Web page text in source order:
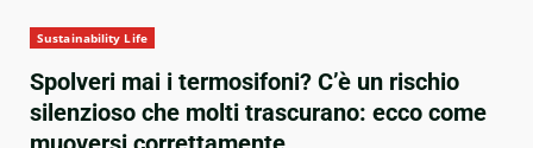
Sustainability Life
Spolveri mai i termosifoni? C’è un rischio
silenzioso che molti trascurano: ecco come